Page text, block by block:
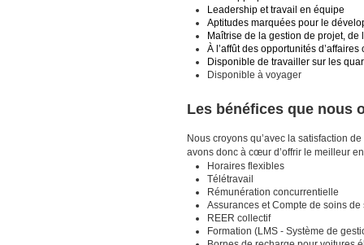
Leadership et travail en équipe
Aptitudes marquées pour le
Maîtrise de la gestion de projet,
À l’affût des opportunités
Disponible de travailler sur les
Disponible à voyager
Les bénéfices que nous
Nous croyons qu’avec la satisfaction
avons donc à cœur d’offrir le meilleur
Horaires flexibles
Télétravail
Rémunération concurrentielle
Assurances et Compte de soins de
REER collectif
Formation (LMS - Système de